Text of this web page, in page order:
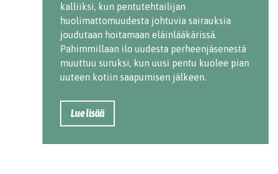
kalliiksi, kun pentutehtailijan
huolimattomuudesta johtuvia sairauksia
joudutaan hoitamaan eläinlääkärissä.
Pahimmillaan ilo uudesta perheenjäsenestä
muuttuu suruksi, kun uusi pentu kuolee pian
uuteen kotiin saapumisen jälkeen.
Lue lisää